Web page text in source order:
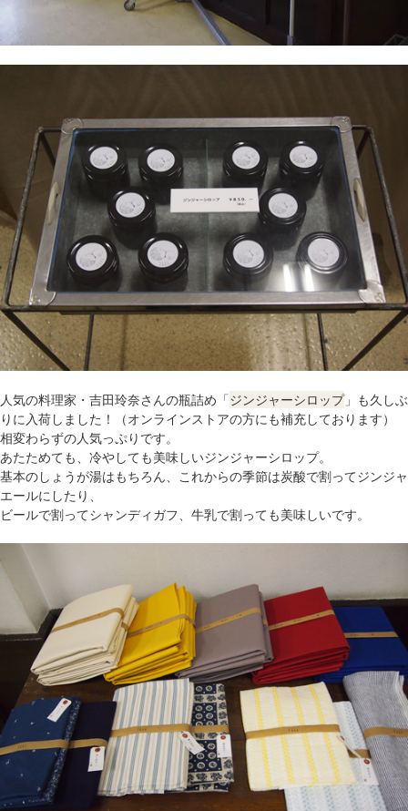
人気の料理家・吉田玲奈さんの瓶詰め「ジンジャーシロップ」も久しぶ
りに入荷しました！（オンラインストアの方にも補充しております）
相変わらずの人気っぷりです。
あたためても、冷やしても美味しいジンジャーシロップ。
基本のしょうが湯はもちろん、これからの季節は炭酸で割ってジンジャ
エールにしたり、
ビールで割ってシャンディガフ、牛乳で割っても美味しいです。